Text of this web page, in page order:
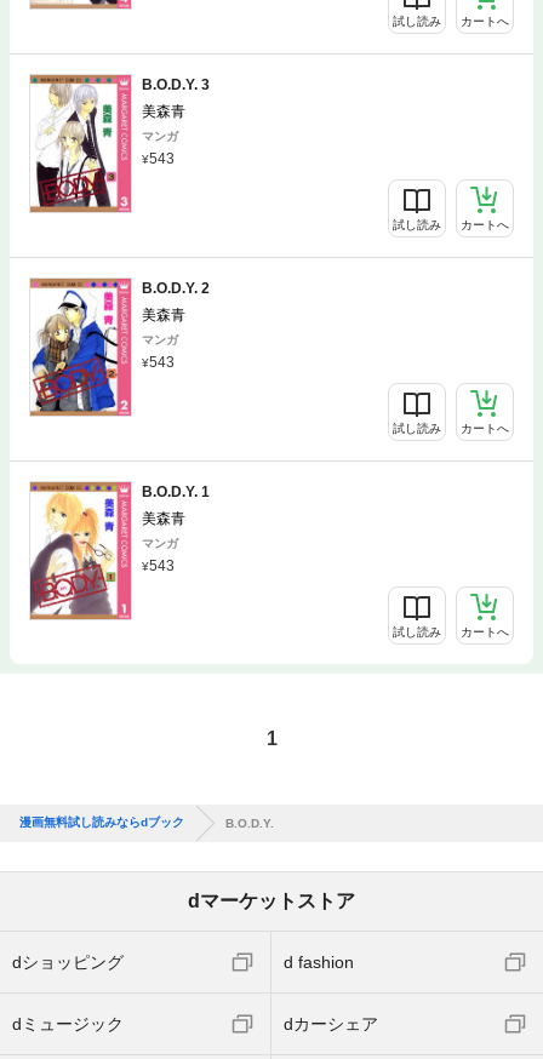
試し読み カートへ
B.O.D.Y. 3
美森青
マンガ
543
試し読み カートへ
B.O.D.Y. 2
美森青
マンガ
543
試し読み カートへ
B.O.D.Y. 1
美森青
マンガ
543
試し読み カートへ
1
漫画無料試し読みならdブック B.O.D.Y.
dマーケットストア
dショッピング d fashion
dミュージック dカーシェア